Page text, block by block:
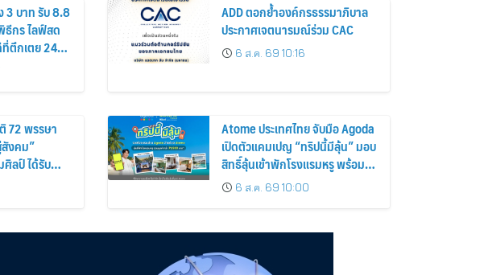
3 บาท รับ 8.8
กร ไลฟ์สด
ตึกเตย 24
ADD ตอกย้ำองค์กรธรรมาภิบาล
ประกาศเจตนารมณ์ร่วม CAC
6 ส.ค. 69 10:16
72 พรรษา
งคม”
ลป์ ได้รับ
2026
Atome ประเทศไทย จับมือ Agoda
เปิดตัวแคมเปญ “ทริปนี้มีลุ้น” มอบ
สิทธิ์ลุ้นเข้าพักโรงแรมหรู พร้อม
ผ่อน 0% ได้ 3 งวด
6 ส.ค. 69 10:00